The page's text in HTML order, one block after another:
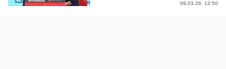
09.03.26. 13:50